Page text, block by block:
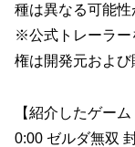
種は異なる可能性
※公式トレーラー
権は開発元および
【紹介したゲー
0:00 ゼルダ無双